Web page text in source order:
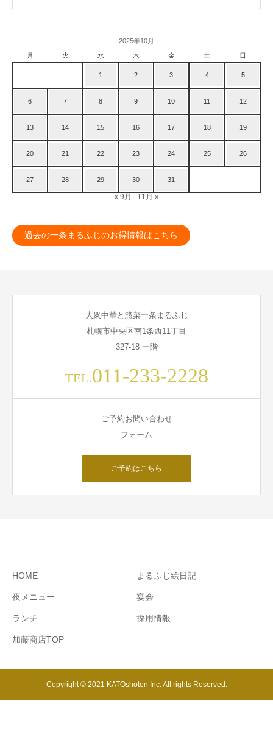
2025年10月
月
火 水 木 金 土 日
1 2 3 4 5
6 7 8 9 10 11 12
13 14 15 16 17 18 19
20 21 22 23 24 25 26
27 28 29 30 31
« 9月 11月 »
過去の一条まるふじのお得情報はこちら
大衆中華と惣菜一条まるふじ
札幌市中央区南1条西11丁目
327-18 一階
TEL.011-233-2228
ご予約お問い合わせ
フォーム
ご予約はこちら
HOME まるふじ絵日記
夜メニュー 宴会
ランチ 採用情報
加藤商店TOP
Copyright © 2021 KATOshoten Inc. All rights Reserved.